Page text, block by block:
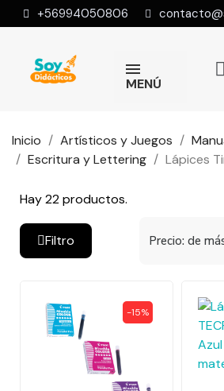
+56994050806
MENÚ
Inicio Artísticos y Juegos
Escritura y Lettering
Lápices
Hay 22 productos.
Filtro
-15%